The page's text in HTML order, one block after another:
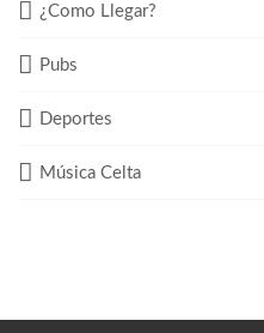
¿Como Llegar?
Pubs
Deportes
Música Celta